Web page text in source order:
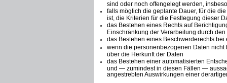
sind oder noch offengelegt werden,
falls möglich die geplante Dauer, für die
ist, die Kriterien für die Festlegung dieser
das Bestehen eines Rechts auf
Einschränkung der Verarbeitung durch
das Bestehen eines Beschwerderechts bei
wenn die personenbezogenen Daten
über die Herkunft der Daten
das Bestehen einer automatisierten
und — zumindest in diesen Fällen —
angestrebten Auswirkungen einer